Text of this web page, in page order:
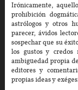
Irónicamente,
prohibición
astrólogos y otros
parecer, ávidos
sospechar que su
los gustos y credos
ambigüedad propia
editores y
propias ideas y